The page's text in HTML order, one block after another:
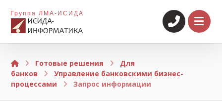
Группа ЛМА-ИСИДА
Готовые решения
Для
банков
Управление банковскими бизнес-
процессами
Запрос информации